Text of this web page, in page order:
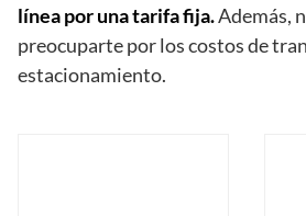
línea por una tarifa fija.Además,
preocuparte por los costos de
estacionamiento.